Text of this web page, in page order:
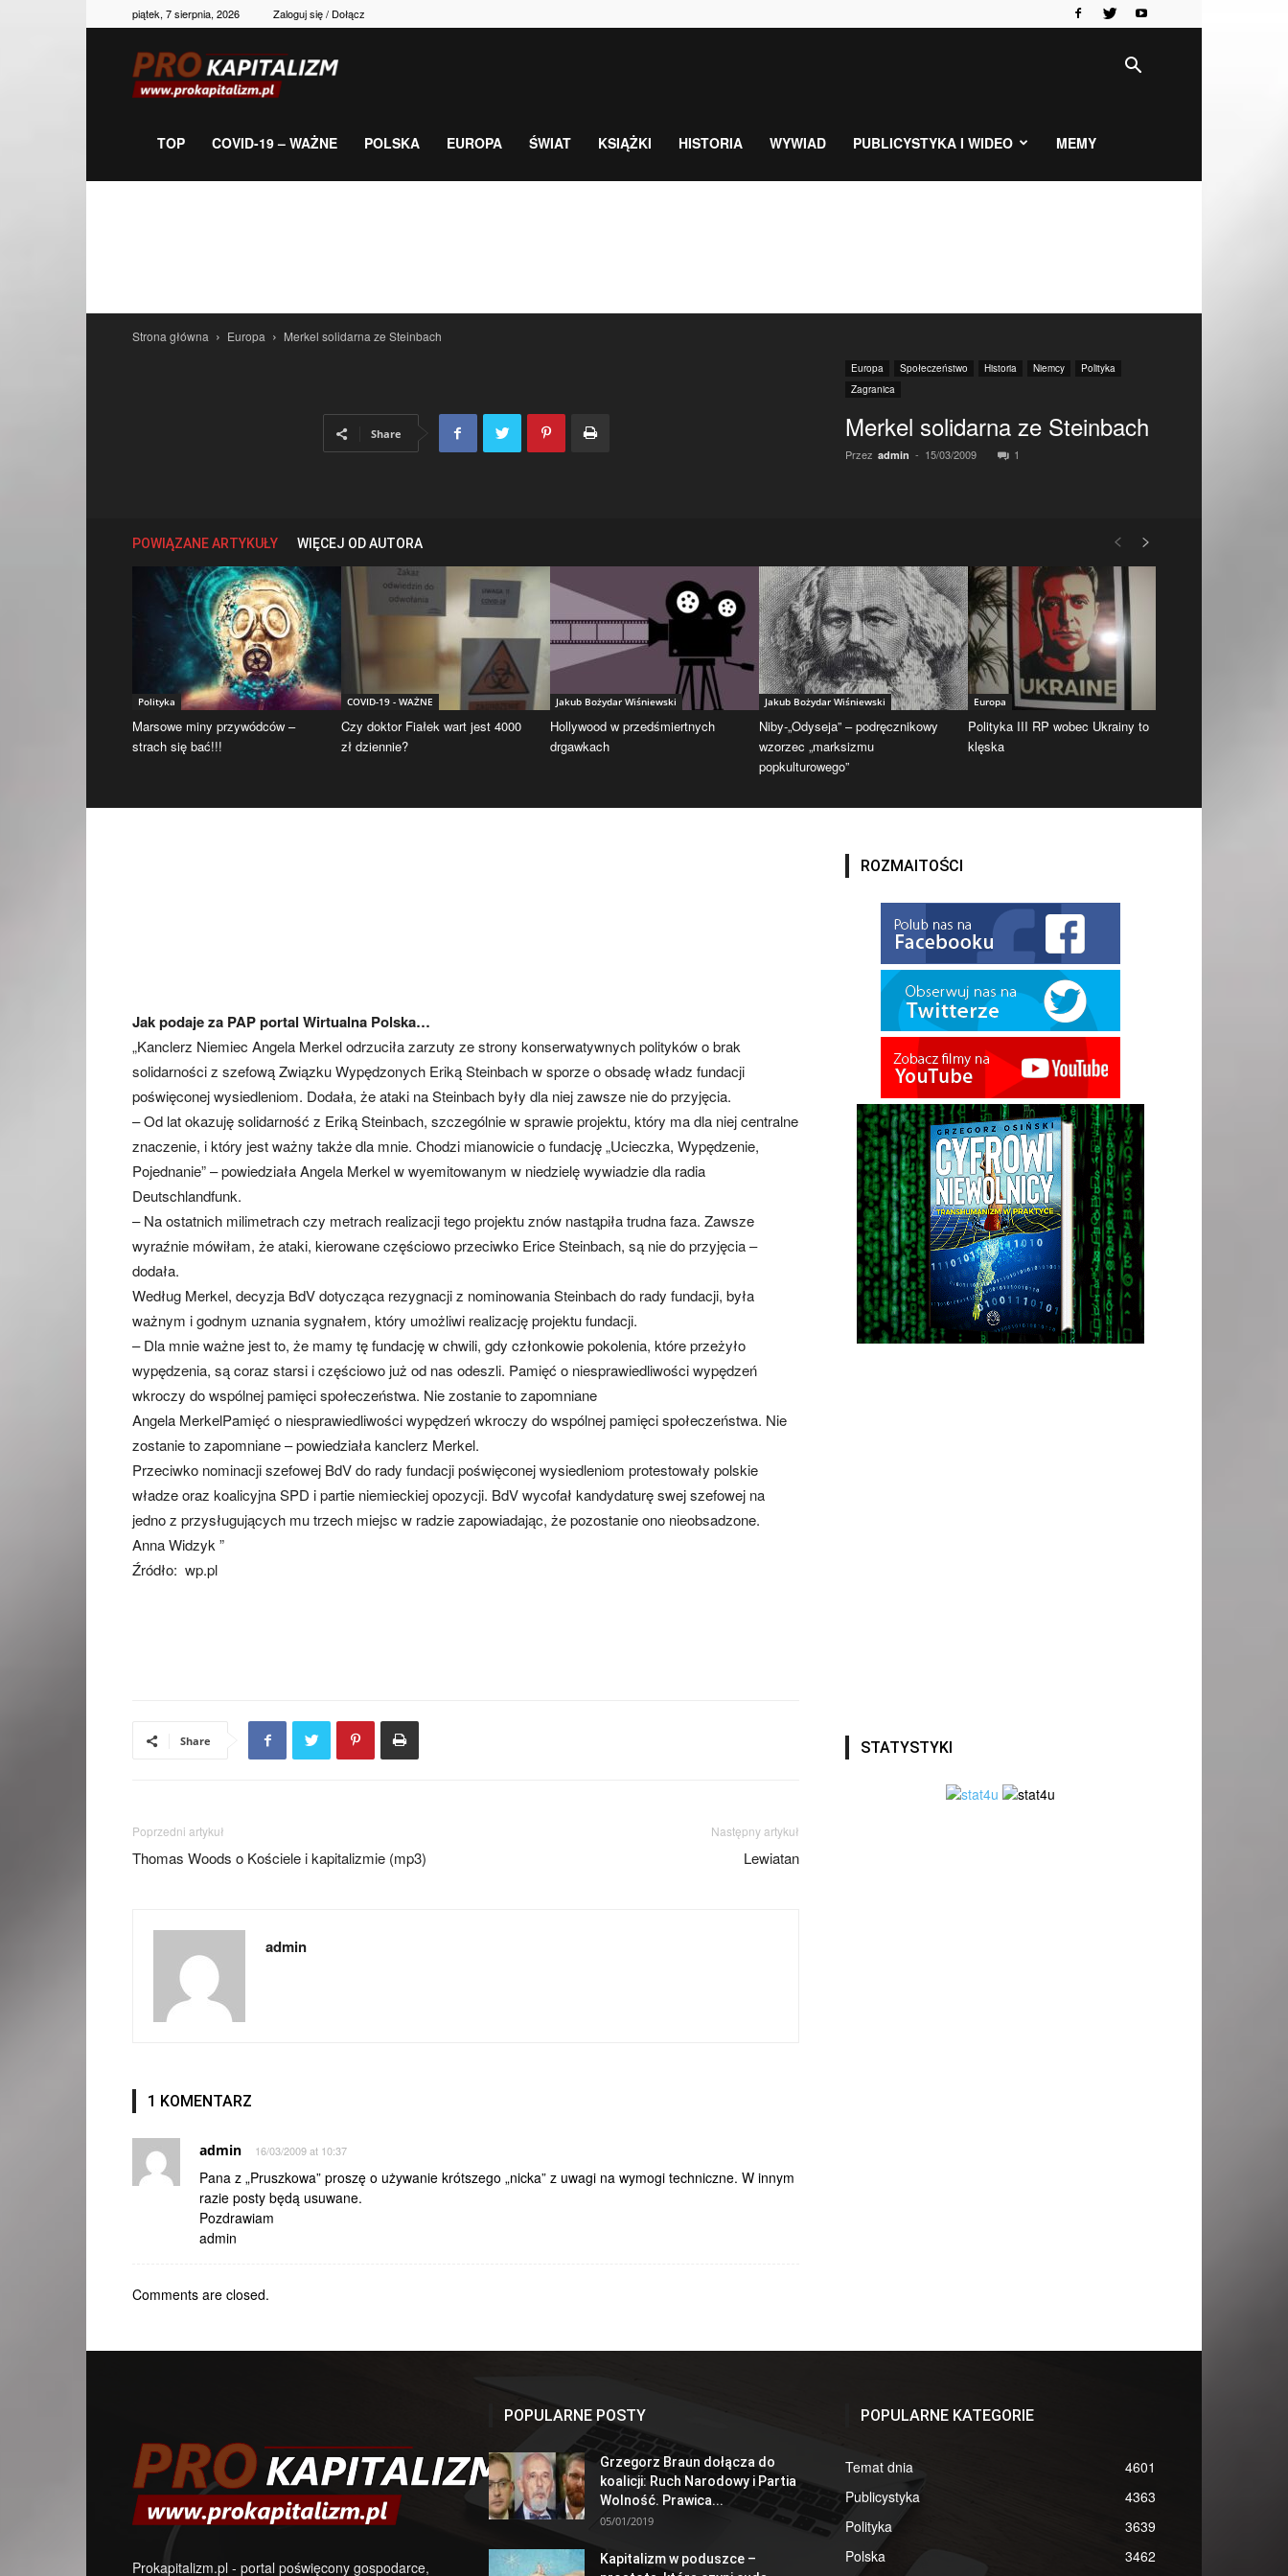
piątek, 7 sierpnia, 2026 Zaloguj się / Dołącz
gospodarka,
TOP COVID-19 – WAŻNE POLSKA EUROPA ŚWIAT KSIĄŻKI HISTORIA WYWIAD PUBLICYSTYKA I WIDEO MEMY
Strona główna Europa Merkel solidarna ze Steinbach
Europa Społeczeństwo Historia Niemcy
Polityka
Zagranica
Merkel solidarna ze Steinbach
Przez admin - 15/03/2009 1
Share
POWIĄZANE ARTYKUŁY WIĘCEJ OD AUTORA
Polityka
Marsowe miny przywódców –
strach się bać!!!
COVID-19 - WAŻNE
Czy doktor Fiałek wart jest 4000
zł dziennie?
Jakub Bożydar Wiśniewski
Hollywood w przedśmiertnych
drgawkach
Jakub Bożydar Wiśniewski
Niby-„Odyseja” – podręcznikowy
wzorzec „marksizmu
popkulturowego”
Europa
Polityka III RP wobec Ukrainy to
klęska
Jak podaje za PAP portal Wirtualna Polska…
„Kanclerz Niemiec Angela Merkel odrzuciła zarzuty ze strony konserwatywnych polityków o brak
solidarności z szefową Związku Wypędzonych Eriką Steinbach w sporze o obsadę władz fundacji
poświęconej wysiedleniom. Dodała, że ataki na Steinbach były dla niej zawsze nie do przyjęcia.
– Od lat okazuję solidarność z Eriką Steinbach, szczególnie w sprawie projektu, który ma dla niej centralne
znaczenie, i który jest ważny także dla mnie. Chodzi mianowicie o fundację „Ucieczka, Wypędzenie,
Pojednanie” – powiedziała Angela Merkel w wyemitowanym w niedzielę wywiadzie dla radia
Deutschlandfunk.
– Na ostatnich milimetrach czy metrach realizacji tego projektu znów nastąpiła trudna faza. Zawsze
wyraźnie mówiłam, że ataki, kierowane częściowo przeciwko Erice Steinbach, są nie do przyjęcia –
dodała.
Według Merkel, decyzja BdV dotycząca rezygnacji z nominowania Steinbach do rady fundacji, była
ważnym i godnym uznania sygnałem, który umożliwi realizację projektu fundacji.
– Dla mnie ważne jest to, że mamy tę fundację w chwili, gdy członkowie pokolenia, które przeżyło
wypędzenia, są coraz starsi i częściowo już od nas odeszli. Pamięć o niesprawiedliwości wypędzeń
wkroczy do wspólnej pamięci społeczeństwa. Nie zostanie to zapomniane
Angela MerkelPamięć o niesprawiedliwości wypędzeń wkroczy do wspólnej pamięci społeczeństwa. Nie
zostanie to zapomniane – powiedziała kanclerz Merkel.
Przeciwko nominacji szefowej BdV do rady fundacji poświęconej wysiedleniom protestowały polskie
władze oraz koalicyjna SPD i partie niemieckiej opozycji. BdV wycofał kandydaturę swej szefowej na
jedno z przysługujących mu trzech miejsc w radzie zapowiadając, że pozostanie ono nieobsadzone.
Anna Widzyk ”
Źródło: wp.pl
Share
Poprzedni artykuł
Thomas Woods o Kościele i kapitalizmie (mp3)
Następny artykuł
Lewiatan
admin
1 KOMENTARZ
admin 16/03/2009 at 10:37
Pana z „Pruszkowa” proszę o używanie krótszego „nicka” z uwagi na wymogi techniczne. W innym
razie posty będą usuwane.
Pozdrawiam
admin
Comments are closed.
ROZMAITOŚCI
STATYSTYKI
Prokapitalizm.pl - portal poświęcony gospodarce,
POPULARNE POSTY
Grzegorz Braun dołącza do
koalicji: Ruch Narodowy i Partia
Wolność. Prawica...
05/01/2019
Kapitalizm w poduszce –
POPULARNE KATEGORIE
Temat dnia
4601
Publicystyka
4363
Polityka
3639
Polska
3462